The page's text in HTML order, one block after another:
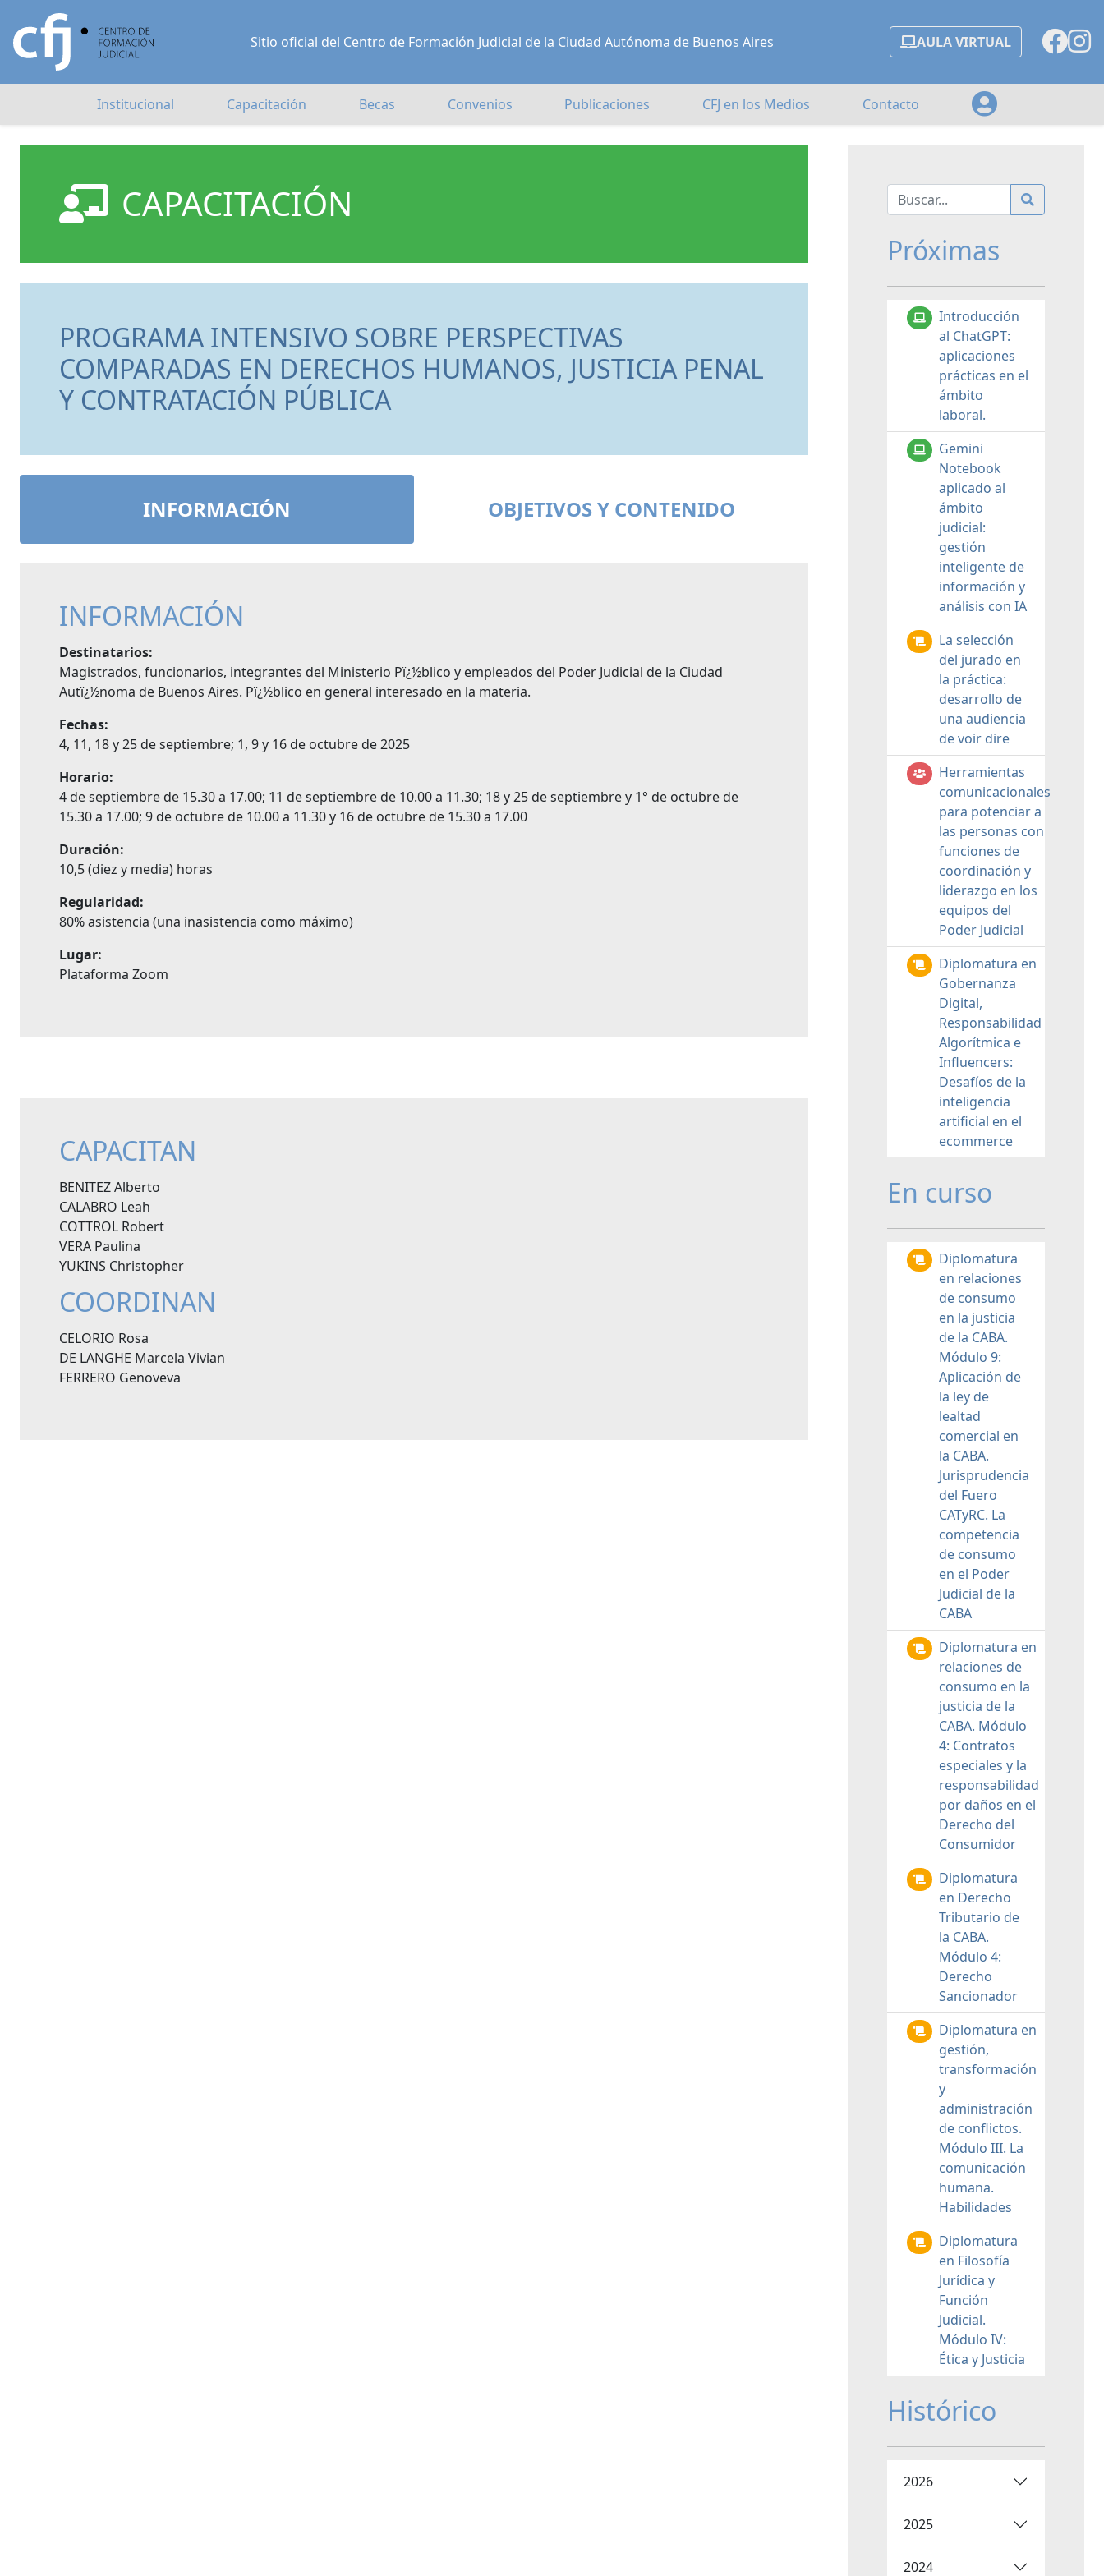
Sitio oficial del Centro de Formación Judicial de la Ciudad Autónoma de Buenos Aires AULA VIRTUAL
Institucional Capacitación Becas Convenios Publicaciones CFJ en los Medios Contacto
CAPACITACIÓN
PROGRAMA INTENSIVO SOBRE PERSPECTIVAS
COMPARADAS EN DERECHOS HUMANOS, JUSTICIA PENAL
Y CONTRATACIÓN PÚBLICA
INFORMACIÓN OBJETIVOS Y CONTENIDO
INFORMACIÓN
Destinatarios:
Magistrados, funcionarios, integrantes del Ministerio Pï¿½blico y empleados del Poder Judicial de la Ciudad
Autï¿½noma de Buenos Aires. Pï¿½blico en general interesado en la materia.
Fechas:
4, 11, 18 y 25 de septiembre; 1, 9 y 16 de octubre de 2025
Horario:
4 de septiembre de 15.30 a 17.00; 11 de septiembre de 10.00 a 11.30; 18 y 25 de septiembre y 1° de octubre de
15.30 a 17.00; 9 de octubre de 10.00 a 11.30 y 16 de octubre de 15.30 a 17.00
Duración:
10,5 (diez y media) horas
Regularidad:
80% asistencia (una inasistencia como máximo)
Lugar:
Plataforma Zoom
CAPACITAN
BENITEZ Alberto
CALABRO Leah
COTTROL Robert
VERA Paulina
YUKINS Christopher
COORDINAN
CELORIO Rosa
DE LANGHE Marcela Vivian
FERRERO Genoveva
Próximas
Introducción
al ChatGPT:
aplicaciones
prácticas en el
ámbito
laboral.
Gemini
Notebook
aplicado al
ámbito
judicial:
gestión
inteligente de
información y
análisis con IA
La selección
del jurado en
la práctica:
desarrollo de
una audiencia
de voir dire
Herramientas
comunicacionales
para potenciar a
las personas con
funciones de
coordinación y
liderazgo en los
equipos del
Poder Judicial
Diplomatura en
Gobernanza
Digital,
Responsabilidad
Algorítmica e
Influencers:
Desafíos de la
inteligencia
artificial en el
ecommerce
En curso
Diplomatura
en relaciones
de consumo
en la justicia
de la CABA.
Módulo 9:
Aplicación de
la ley de
lealtad
comercial en
la CABA.
Jurisprudencia
del Fuero
CATyRC. La
competencia
de consumo
en el Poder
Judicial de la
CABA
Diplomatura en
relaciones de
consumo en la
justicia de la
CABA. Módulo
4: Contratos
especiales y la
responsabilidad
por daños en el
Derecho del
Consumidor
Diplomatura
en Derecho
Tributario de
la CABA.
Módulo 4:
Derecho
Sancionador
Diplomatura en
gestión,
transformación
y
administración
de conflictos.
Módulo III. La
comunicación
humana.
Habilidades
Diplomatura
en Filosofía
Jurídica y
Función
Judicial.
Módulo IV:
Ética y Justicia
Histórico
2026
2025
2024